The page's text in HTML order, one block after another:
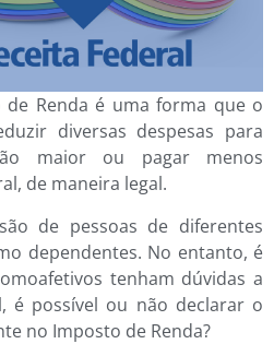
Renda é uma forma que o
diversas despesas para
maior ou pagar menos
de maneira legal.
de pessoas de diferentes
dependentes. No entanto, é
tenham dúvidas a
é possível ou não declarar o
no Imposto de Renda?